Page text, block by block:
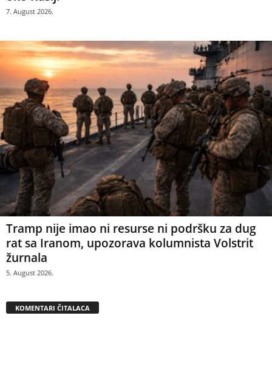
7. August 2026.
Tramp nije imao ni resurse ni podršku za dug
rat sa Iranom, upozorava kolumnista Volstrit
žurnala
5. August 2026.
KOMENTARI ČITALACA